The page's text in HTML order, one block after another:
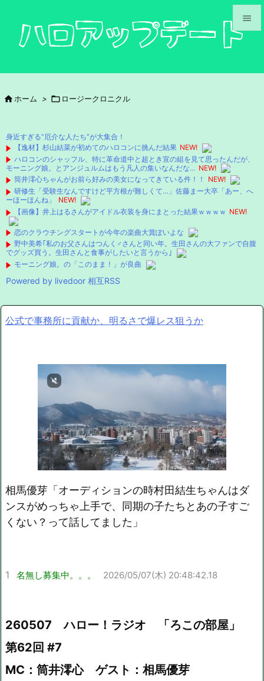




 ホーム >  ロージークロニクル
身近すぎる“厄介な人たち”が大集合！
【逸材】杉山結菜が初めてのハロコンに挑んだ結果 NEW!
ハロコンのシャッフル、特に革命道中と超とき宣の組を見て思ったんだが、
モーニング娘。とアンジュルムはもう凡人の集いなんだな… NEW!
筒井澪心ちゃんがお前ら好みの美女になってきている件！！
NEW!
研修生「受験生なんですけど平方根が難しくて…」佐藤まー大卒「あー、へ
ーほーほんね」
NEW!
【画像】井上はるさんがアイドル衣装を身にまとった結果ｗｗｗｗ NEW!
恋のクラウチングスタートが今年の楽曲大賞ぽいよな
野中美希｢私のお父さんはつんく♂さんと同い年。生田さんの大ファンで自腹
でグッズ買う。生田さんと食事がしたいと言うから｣
モーニング娘。の「このまま！」が良曲
Powered by livedoor 相互RSS
公式で事務所に貢献か、明るさで爆レス狙うか
相馬優芽「オーディションの時村田結生ちゃんはダ
ンスがめっちゃ上手で、同期の子たちとあの子すご
くない？って話してました」
1 名無し募集中。。。 2026/05/07(木) 20:48:42.18
260507 ハロー！ラジオ 「ろこの部屋」
第62回 #7
MC：筒井澪心 ゲスト：相馬優芽